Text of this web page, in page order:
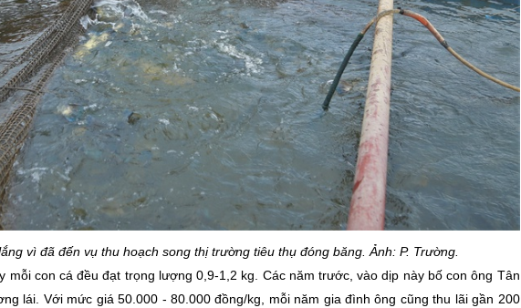
vì đã đến vụ thu hoạch song thị trường tiêu thụ đóng băng. Ảnh: P. Trường.
mỗi con cá đều đạt trọng lượng 0,9-1,2 kg. Các năm trước, vào dịp này bố con ông Tân
lái. Với mức giá 50.000 - 80.000 đồng/kg, mỗi năm gia đình ông cũng thu lãi gần 200